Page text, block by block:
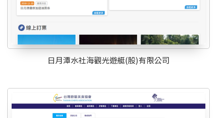
日月潭水社海觀光遊艇(股)有限公司